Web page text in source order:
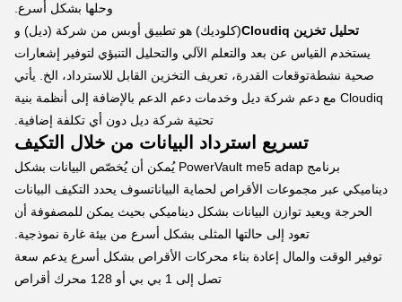
وحلها بشكل أسرع.
تحليل تخزين Cloudiq
(كلوديك) هو تطبيق أوبس من شركة (ديل) و
يستخدم القياس عن بعد والتعلم الآلي والتحليل التنبؤي لتوفير إشعارات
صحية نشطةتوقعات القدرة، تعريف التخزين القابل للاسترداد، الخ. يأتي
Cloudiq مع دعم شركة ديل وخدمات دعم الدعم بالإضافة إلى أنظمة بنية
تحتية شركة ديل دون أي تكلفة إضافية.
تسريع استرداد البيانات من خلال التكيف
برنامج PowerVault me5 adap يُمكن أن يُخصّص البيانات بشكل
ديناميكي عبر مجموعات الأقراص لحماية البياناتسوف يحدد التكيف البيانات
الحرجة ويعيد توازن البيانات بشكل ديناميكي بحيث يمكن للمصفوفة أن
تعود إلى حالتها المثلى بشكل أسرع من بيئة غارة نموذجية.
توفير الوقت والمال إعادة بناء محركات الأقراص بشكل أسرع يدعم سعة
تصل إلى 1 بي بي أو 128 محرك أقراص